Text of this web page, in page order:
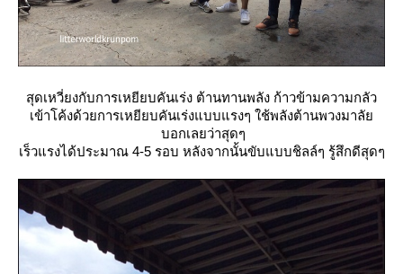
สุดเหวี่ยงกับการเหยียบคันเร่ง ต้านทานพลัง ก้าวข้ามความกลัว
เข้าโค้งด้วยการเหยียบคันเร่งแบบแรงๆ ใช้พลังต้านพวงมาลั
บอกเลยว่าสุดๆ
เร็วแรงได้ประมาณ 4-5 รอบ หลังจากนั้นขับแบบชิลล์ๆ รู้สึกดีสุดๆ